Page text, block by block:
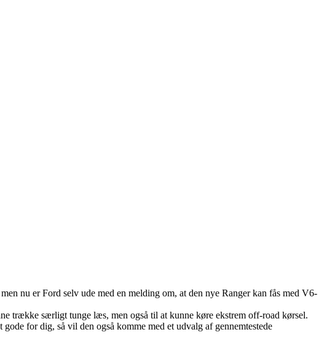
nu er Ford selv ude med en melding om, at den nye Ranger kan fås med V6-
trække særligt tunge læs, men også til at kunne køre ekstrem off-road kørsel.
for dig, så vil den også komme med et udvalg af gennemtestede